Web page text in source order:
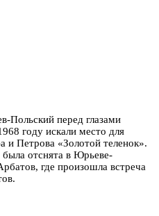
Польский перед глазами
году искали место для
Петрова «Золотой теленок».
была отснята в Юрьеве-
где произошла встреча